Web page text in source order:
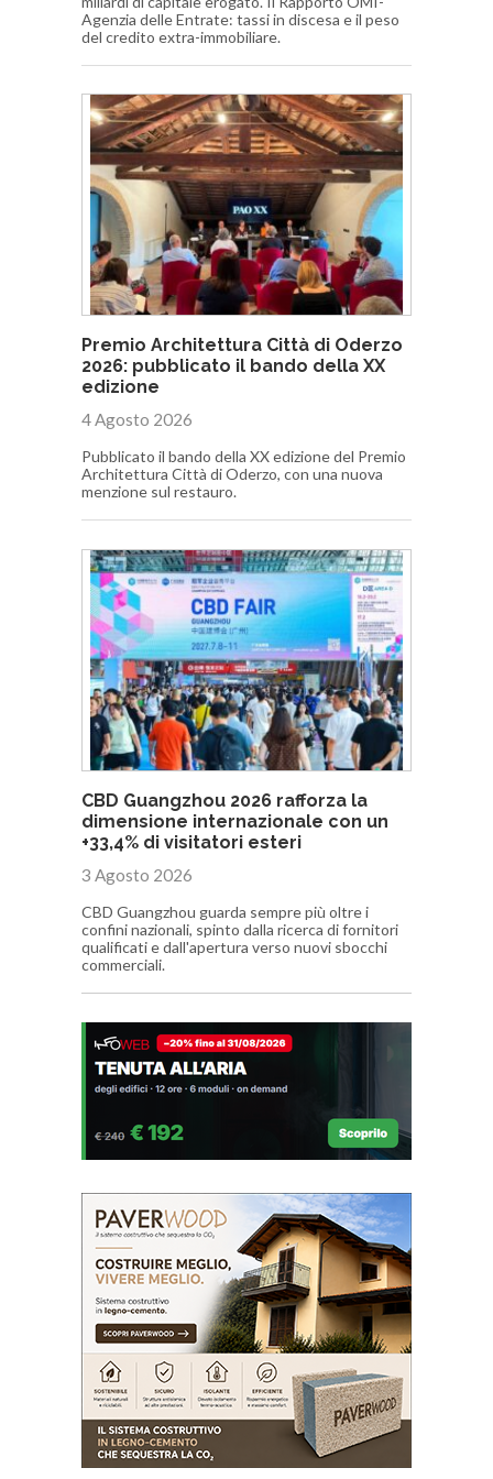
Agenzia delle Entrate: tassi in discesa e il peso
del credito extra-immobiliare.
Premio Architettura Città di Oderzo
2026: pubblicato il bando della XX
edizione
4 Agosto 2026
Pubblicato il bando della XX edizione del Premio
Architettura Città di Oderzo, con una nuova
menzione sul restauro.
CBD Guangzhou 2026 rafforza la
dimensione internazionale con un
+33,4% di visitatori esteri
3 Agosto 2026
CBD Guangzhou guarda sempre più oltre i
confini nazionali, spinto dalla ricerca di fornitori
qualificati e dall'apertura verso nuovi sbocchi
commerciali.